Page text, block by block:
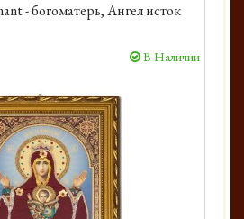
- богоматерь, Ангел исток
В Наличии